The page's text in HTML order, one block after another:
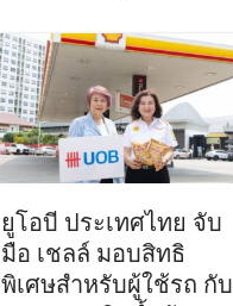
ยูโอบี ประเทศไทย จับ
มือ เชลล์ มอบสิทธิ
พิเศษสำหรับผู้ใช้รถ กับ